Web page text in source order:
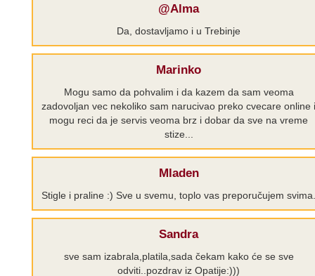
@Alma
Da, dostavljamo i u Trebinje
Marinko
Mogu samo da pohvalim i da kazem da sam veoma
zadovoljan vec nekoliko sam narucivao preko cvecare online i
mogu reci da je servis veoma brz i dobar da sve na vreme
stize...
Mladen
Stigle i praline :) Sve u svemu, toplo vas preporučujem svima.
Sandra
sve sam izabrala,platila,sada čekam kako će se sve
odviti..pozdrav iz Opatije:)))